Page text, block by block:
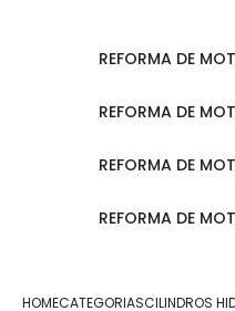
REFORMA DE
REFORMA DE
REFORMA DE
REFORMA DE
HOMECATEGORIASCILINDROS